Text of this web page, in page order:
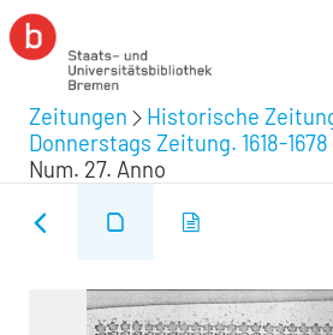
Zeitungen Historische
Donnerstags Zeitung. 1618-1678
Num. 27. Anno